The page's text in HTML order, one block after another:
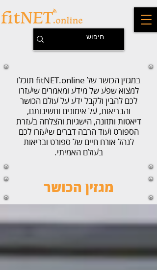
במגזין הכושר של fitNET.online תוכלו
למצוא שפע של מידע ומאמרים שיעזרו
לכם להבין ולקבל ידע על עולם הכושר
והבריאות, על אימונים וחשיבותם,
דיאטות ותזונה, הישגיות והצלחה בעזרת
הספורט ועוד הרבה דברים שיעזרו לכם
לנהל אורח חיים של ספורט ובריאות
בעולם האמיתי.
מגזין הכושר